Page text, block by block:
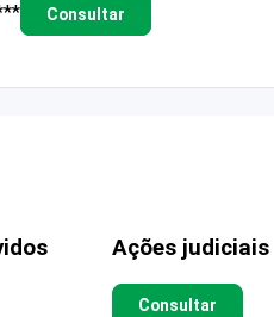
Consultar
Ações judiciais
Consultar